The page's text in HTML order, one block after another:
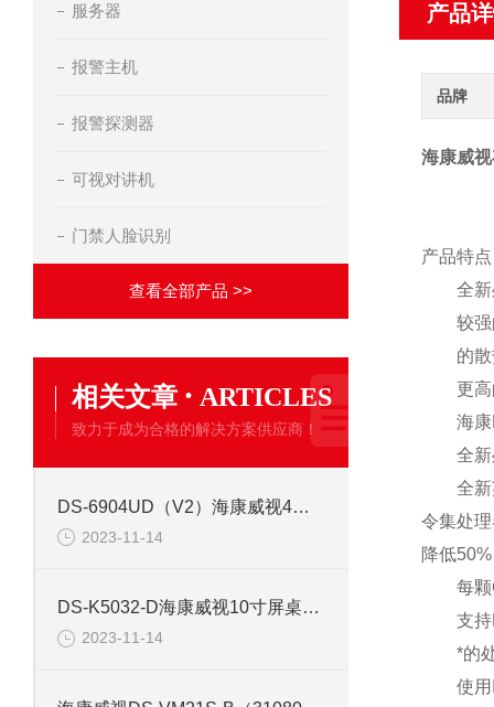
服务器
报警主机
报警探测器
可视对讲机
门禁人脸识别
查看全部产品 >>
相关文章 · ARTICLES
致力于成为合格的解决方案供应商！
DS-6904UD（V2）海康威视4路高清视频解码器
2023-11-14
DS-K5032-D海康威视10寸屏桌面式人证核验终端
2023-11-14
产品
品牌
海康威
产品特
全新处
较强
的散
更高
海康
全新
全新英
令集处
降低
每颗
支持
*的处
使用